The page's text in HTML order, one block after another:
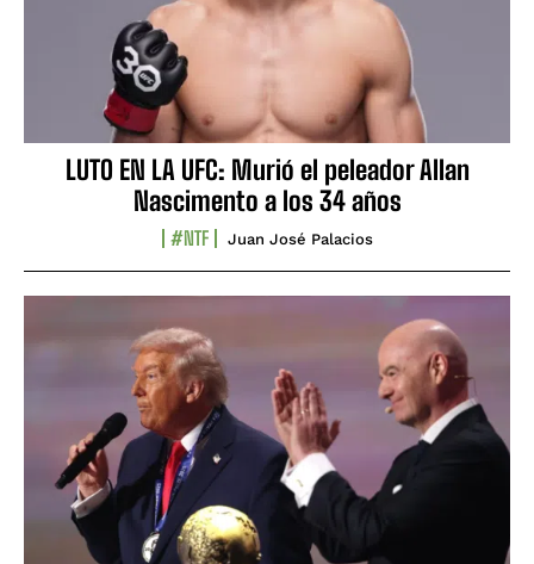
LUTO EN LA UFC: Murió el peleador Allan
Nascimento a los 34 años
#NTF Juan José Palacios